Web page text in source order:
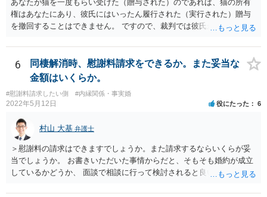
あなたが猫を一度もらい受けた（贈与された）のであれば、猫の所有
権はあなたにあり、彼氏にはいったん履行された（実行された）贈与
を撤回することはできません。 ですので、裁判では彼氏が勝つことは
の事情からははっきりしませんので、早めに弁護士に面談相談する方
がいいでしょう。 場合によっては弁護士名で通知等出してもらうほう
がいいかもしれません。
6
同棲解消時、慰謝料請求をできるか。また妥当な
金額はいくらか。
#慰謝料請求したい側 #内縁関係・事実婚
2022年5月12日 役にたった 6
村山 大基 弁護士
＞慰謝料の請求はできますでしょうか。また請求するならいくらが妥
当でしょうか。 お書きいただいた事情からだと、そもそも婚約が成立
しているかどうか、 面談で相談に行って検討されると良いと思いま